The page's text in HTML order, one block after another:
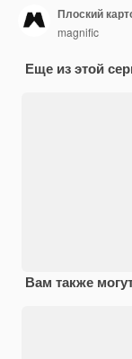
Плоский
magnific
Еще из этой
Вам также